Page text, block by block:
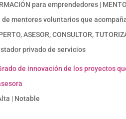
para emprendedores |
de mentores voluntarios que
ASESOR, CONSULTOR,
privado de servicios
de innovación de los proyectos
| Notable